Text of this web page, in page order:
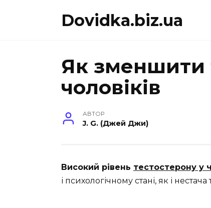
Dovidka.biz.ua
Як зменшити
чоловіків
АВТОР
J. G. (Джей Джи)
Високий рівень тестостерону у
і психологічному стані, як і